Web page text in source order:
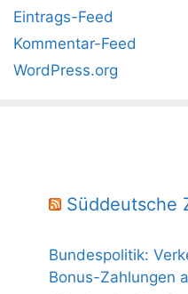
Eintrags-Feed
Kommentar-Feed
WordPress.org
Süddeutsche
Bundespolitik:
Bonus-Zahlungen